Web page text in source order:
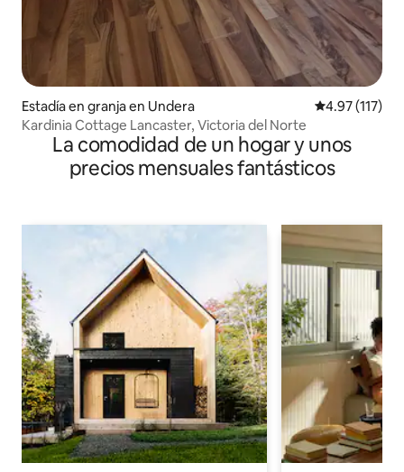
Estadía en granja en Undera Calificación
4.97 (117)
Kardinia Cottage Lancaster, Victoria del Norte
La comodidad de un hogar y unos
precios mensuales fantásticos